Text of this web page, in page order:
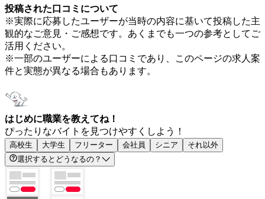
投稿された口コミについて
※実際に応募したユーザーが当時の内容に基いて投稿した主
観的なご意見・ご感想です。あくまでも一つの参考としてご
活用ください。
※一部のユーザーによる口コミであり、このページの求人案
件と実態が異なる場合もあります。
はじめに職業を教えてね！
ぴったりなバイトを見つけやすくしよう！
高校生 大学生 フリーター 会社員 シニア
それ以外
選択するとどうなるの？